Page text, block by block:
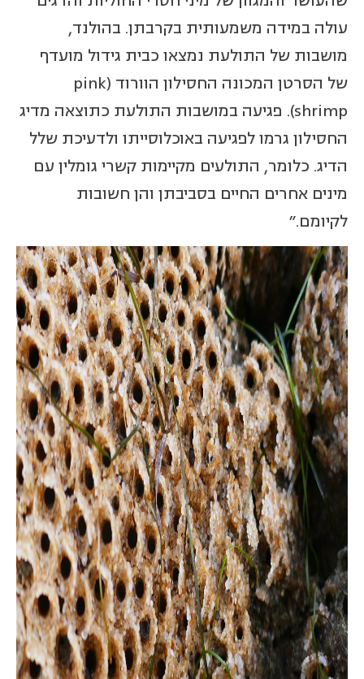
עולה במידה משמעותית בקרבתן. בהולנד,
מושבות של התולעת נמצאו כבית גידול מועדף
של הסרטן המכונה החסילון הוורוד (pink
shrimp). פגיעה במושבות התולעת כתוצאה מדיג
החסילון גרמו לפגיעה באוכלוסייתו ולדעיכת שלל
הדיג. כלומר, התולעים מקיימות קשרי גומלין עם
מינים אחרים החיים בסביבתן והן חשובות
לקיומם."